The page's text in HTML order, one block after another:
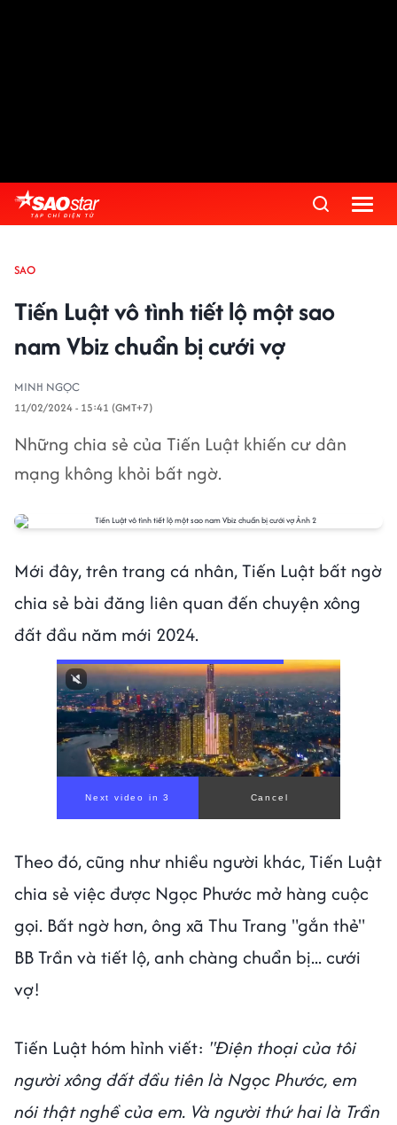
SAO
Tiến Luật vô tình tiết lộ một sao
nam Vbiz chuẩn bị cưới vợ
MINH NGỌC
11/02/2024 - 15:41 (GMT+7)
Những chia sẻ của Tiến Luật khiến cư dân
mạng không khỏi bất ngờ.
Mới đây, trên trang cá nhân, Tiến Luật bất ngờ
chia sẻ bài đăng liên quan đến chuyện xông
đất đầu năm mới 2024.
Next video in 1 Cancel
Theo đó, cũng như nhiều người khác, Tiến Luật
chia sẻ việc được Ngọc Phước mở hàng cuộc
gọi. Bất ngờ hơn, ông xã Thu Trang "gắn thẻ"
BB Trần và tiết lộ, anh chàng chuẩn bị... cưới
vợ!
Tiến Luật hóm hỉnh viết: "Điện thoại của tôi
người xông đất đầu tiên là Ngọc Phước, em
nói thật nghề của em. Và người thứ hai là Trần